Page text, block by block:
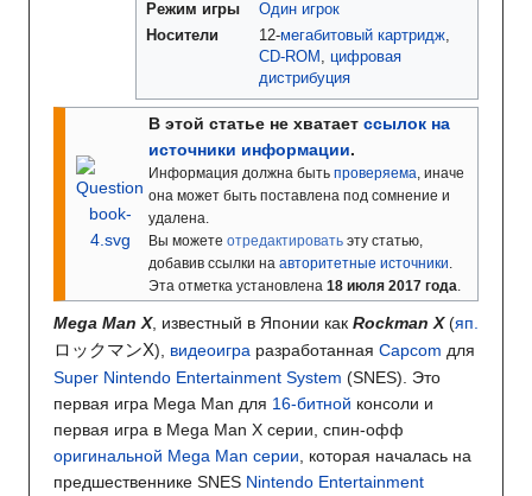
Режим игры
Один игрок
Носители
12-мегабитовый картридж,
CD-ROM , цифровая
дистрибуция
В этой статье не хватает ссылок на
источники информации.
Информация должна быть проверяема, иначе
она может быть поставлена под сомнение и
удалена.
Вы можете отредактировать эту статью,
добавив ссылки на авторитетные источники.
Эта отметка установлена 18 июля 2017 года.
Mega Man X, известный в Японии как Rockman X(яп.
ロックマンX), видеоигра разработанная Capcom для
Super Nintendo Entertainment System (SNES). Это
первая игра Mega Man для 16-битной консоли и
первая игра в Mega Man X серии, спин-офф
оригинальной Mega Man серии, которая началась на
предшественнике SNES Nintendo Entertainment